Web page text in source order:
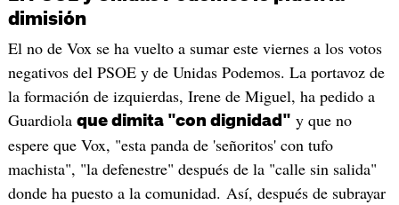
dimisión
El no de Vox se ha vuelto a sumar este viernes a los votos
negativos del PSOE y de Unidas Podemos. La portavoz de
la formación de izquierdas, Irene de Miguel, ha pedido a
Guardiola que dimita "con dignidad" y que no
espere que Vox, "esta panda de 'señoritos' con tufo
machista", "la defenestre" después de la "calle sin salida"
donde ha puesto a la comunidad. Así, después de subrayar